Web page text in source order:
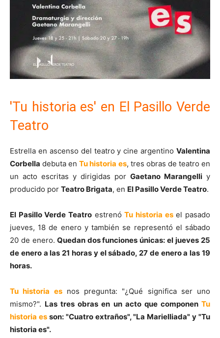
'Tu historia es' en El Pasillo Verde
Teatro
Estrella en ascenso del teatro y cine argentino Valentina
Corbella debuta enTu historia es, tres obras de teatro en
un acto escritas y dirigidas por Gaetano Marangelli y
producido por Teatro Brigata, en El Pasillo Verde Teatro.
El Pasillo Verde Teatro estrenóTu historia esel pasado
jueves, 18 de enero y también se representó el sábado
20 de enero. Quedan dos funciones únicas: el jueves 25
de enero a las 21 horas y el sábado, 27 de enero a las 19
horas.
Tu historia esnos pregunta: "¿Qué significa ser uno
mismo?". Las tres obras en un acto que componenTu
historia esson: "Cuatro extraños", "La Marielliada" y "Tu
historia es".